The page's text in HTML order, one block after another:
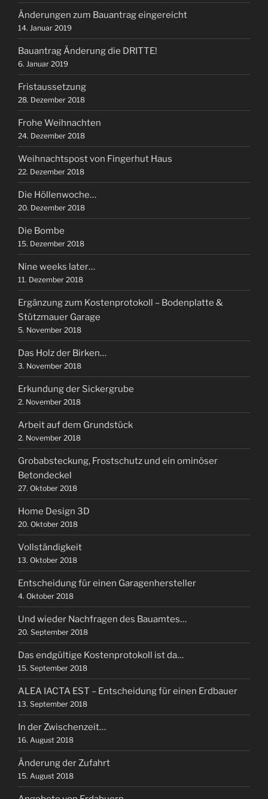
Änderungen zum Bauantrag eingereicht
14. Januar 2019
Bauantrag Änderung die DRITTE!
6. Januar 2019
Fristaussetzung
28. Dezember 2018
Frohe Weihnachten
24. Dezember 2018
Weihnachtspost von Fingerhut Haus
22. Dezember 2018
Die Höllenwoche…
20. Dezember 2018
Die Bombe
15. Dezember 2018
Nine weeks later…
11. Dezember 2018
Ergänzung zum Kostenprotokoll – Bodenplatte &
Stützmauer Garage
5. November 2018
Das Holz der Birken…
3. November 2018
Erkundung der Sickergrube
2. November 2018
Arbeit auf dem Grundstück
2. November 2018
Grobabsteckung, Frostschutz und ein ominöser
Betondeckel
27. Oktober 2018
Home Design 3D
20. Oktober 2018
Vollständigkeit
13. Oktober 2018
Entscheidung für einen Garagenhersteller
4. Oktober 2018
Und wieder Nachfragen des Bauamtes…
20. September 2018
Das endgültige Kostenprotokoll ist da…
15. September 2018
ALEA IACTA EST – Entscheidung für einen Erdbauer
13. September 2018
In der Zwischenzeit…
16. August 2018
Änderung der Zufahrt
15. August 2018